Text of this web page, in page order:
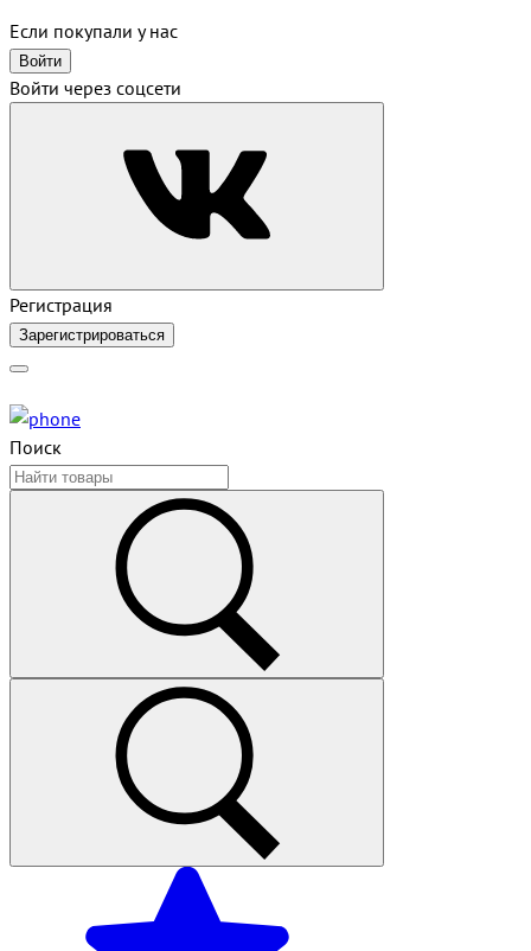
Если покупали у нас
Войти
Войти через соцсети
Регистрация
Зарегистрироваться
Поиск